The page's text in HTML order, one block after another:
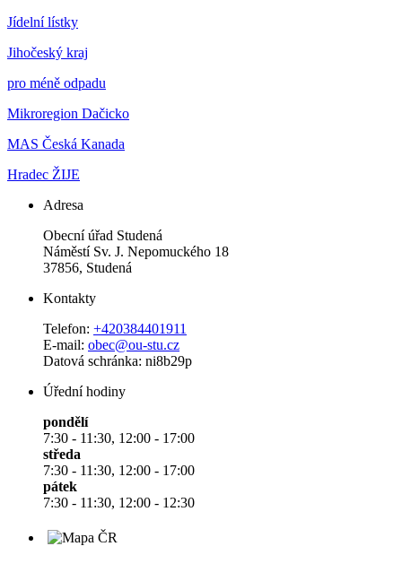
Jídelní lístky
Jihočeský kraj
pro méně odpadu
Mikroregion Dačicko
MAS Česká Kanada
Hradec ŽIJE
Adresa
Obecní úřad Studená
Náměstí Sv. J. Nepomuckého 18
37856, Studená
Kontakty
Telefon: +420384401911
E-mail: obec@ou-stu.cz
Datová schránka: ni8b29p
Úřední hodiny
pondělí
7:30 - 11:30, 12:00 - 17:00
středa
7:30 - 11:30, 12:00 - 17:00
pátek
7:30 - 11:30, 12:00 - 12:30